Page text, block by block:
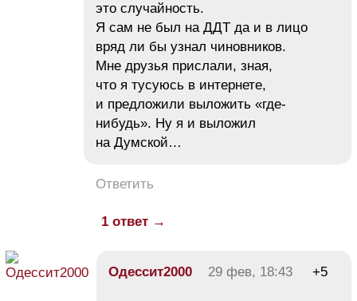
это случайность.
Я сам не был на ДДТ да и в лицо
вряд ли бы узнал чиновников.
Мне друзья прислали, зная,
что я тусуюсь в интернете,
и предложили выложить «где-
нибудь». Ну я и выложил
на Думской…
Ответить
1 ответ →
Одессит2000 29 фев, 18:43 +5